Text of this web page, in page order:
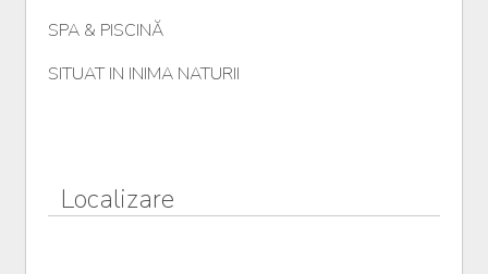
SPA & PISCINĂ
SITUAT IN INIMA NATURII
Localizare